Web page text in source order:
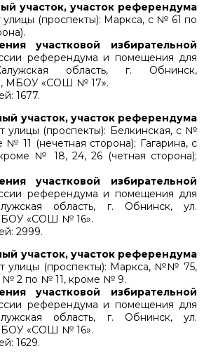
участок, участок референдума
(проспекты): Маркса, с № 61 по
участковой избирательной
референдума и помещения для
область, г. Обнинск,
МБОУ «СОШ № 17».
1677.
участок, участок референдума
улицы (проспекты): Белкинская, с №
11 (нечетная сторона); Гагарина, с
№ 18, 24, 26 (четная сторона);
участковой избирательной
референдума и помещения для
область, г. Обнинск, ул.
«СОШ № 16».
2999.
участок, участок референдума
улицы (проспекты): Маркса, №№ 75,
№ 2 по № 11, кроме № 9.
участковой избирательной
референдума и помещения для
область, г. Обнинск, ул.
«СОШ № 16».
1629.